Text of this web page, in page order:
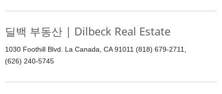
딜백 부동산 | Dilbeck Real Estate
1030 Foothill Blvd. La Canada, CA 91011 (818) 679-2711,
(626) 240-5745